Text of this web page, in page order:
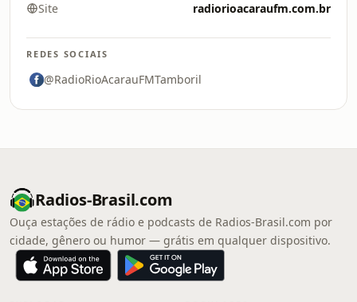
Site radiorioacaraufm.com.br
REDES SOCIAIS
@RadioRioAcarauFMTamboril
Radios-Brasil.com
Ouça estações de rádio e podcasts de Radios-Brasil.com por
cidade, gênero ou humor — grátis em qualquer dispositivo.